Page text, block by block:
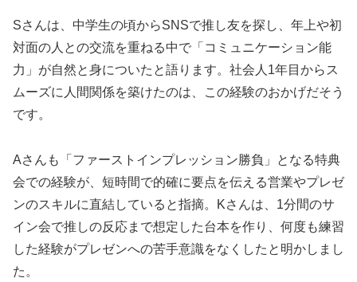
Sさんは、中学生の頃からSNSで推し友を探し、年上や初
対面の人との交流を重ねる中で「コミュニケーション能
力」が自然と身についたと語ります。社会人1年目からス
ムーズに人間関係を築けたのは、この経験のおかげだそう
です。
Aさんも「ファーストインプレッション勝負」となる特典
会での経験が、短時間で的確に要点を伝える営業やプレゼ
ンのスキルに直結していると指摘。Kさんは、1分間のサ
イン会で推しの反応まで想定した台本を作り、何度も練習
した経験がプレゼンへの苦手意識をなくしたと明かしまし
た。